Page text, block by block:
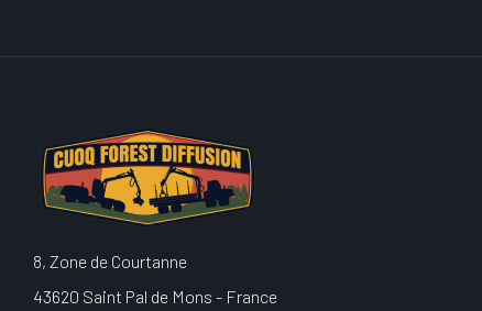
8, Zone de Courtanne
43620 Saint Pal de Mons - France